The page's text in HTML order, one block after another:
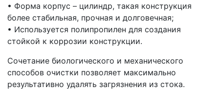
• Форма корпус – цилиндр, такая конструкция
более стабильная, прочная и долговечная;
• Используется полипропилен для создания
стойкой к коррозии конструкции.
Сочетание биологического и механического
способов очистки позволяет максимально
результативно удалять загрязнения из стока.